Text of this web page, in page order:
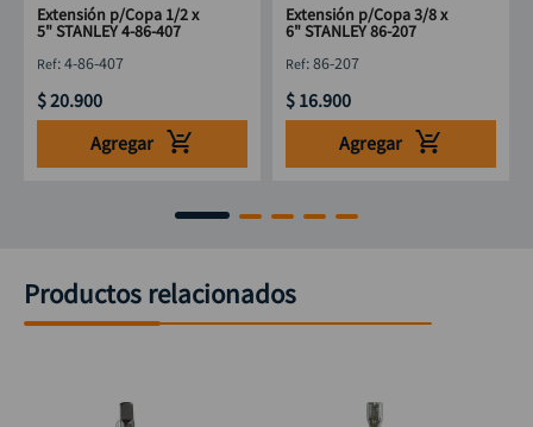
Extensión p/Copa 1/2 x
5" STANLEY 4-86-407
:4-86-407
$20.900
Agregar
Extensión p/Copa 3/8 x
6" STANLEY 86-207
:86-207
$ 16.900
Agregar
Productos relacionados